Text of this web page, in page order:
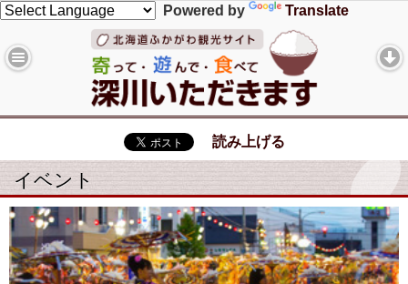
Powered by Translate
読み上げる
イベント